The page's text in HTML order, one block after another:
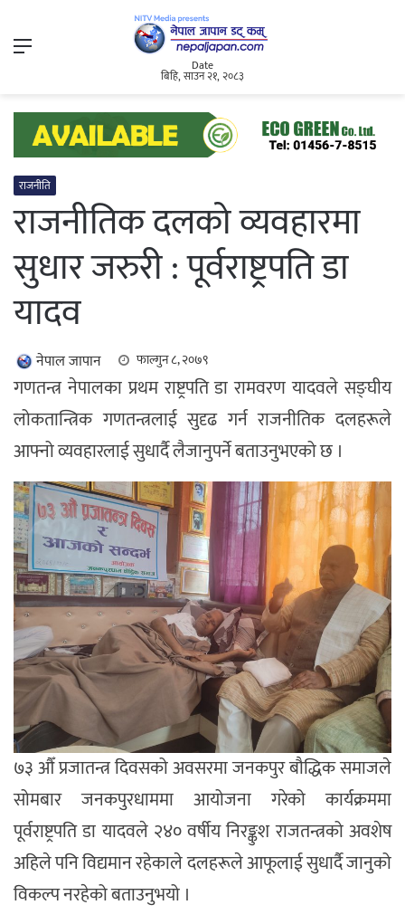
Menu
Date
बिहि, साउन २१, २०८३
राजनीति
राजनीतिक दलको व्यवहारमा
सुधार जरुरी : पूर्वराष्ट्रपति डा
यादव
नेपाल जापान फाल्गुन ८, २०७९
गणतन्त्र नेपालका प्रथम राष्ट्रपति डा रामवरण यादवले सङ्घीय
लोकतान्त्रिक गणतन्त्रलाई सुदृढ गर्न राजनीतिक दलहरूले
आफ्नो व्यवहारलाई सुधार्दै लैजानुपर्ने बताउनुभएको छ ।
७३ औँ प्रजातन्त्र दिवसको अवसरमा जनकपुर बौद्धिक समाजले
सोमबार जनकपुरधाममा आयोजना गरेको कार्यक्रममा
पूर्वराष्ट्रपति डा यादवले २४० वर्षीय निरङ्कुश राजतन्त्रको अवशेष
अहिले पनि विद्यमान रहेकाले दलहरूले आफूलाई सुधार्दै जानुको
विकल्प नरहेको बताउनुभयो ।